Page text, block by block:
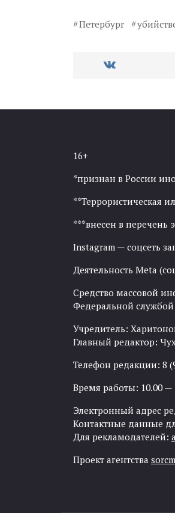
Петербург
16+
*признан в России
**Террористическая
***внесен в перечень
Instagram — соцсеть
Деятельность Meta
Средство массовой
Федеральной
Учредитель:
Главный редактор:
Телефон редакции: 8
Время работы: 10.00 —
Электронный адрес
Контактные данные
Для рекламодателей:
Проект агентства